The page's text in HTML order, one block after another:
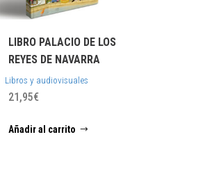
LIBRO PALACIO DE LOS
REYES DE NAVARRA
Libros y audiovisuales
21,95€
Añadir al carrito